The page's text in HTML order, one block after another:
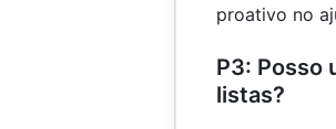
proativo no
P3: Posso
listas?